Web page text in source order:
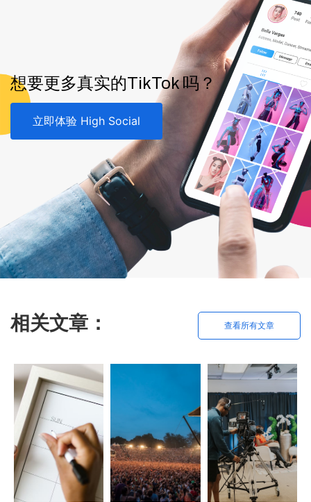
想要更多真实的TikTok 吗？
立即体验 High Social
相关文章： 查看所有文章